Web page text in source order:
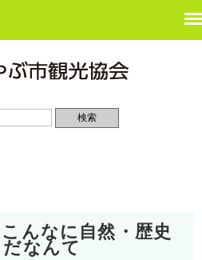
んなに自然・歴史
なんて